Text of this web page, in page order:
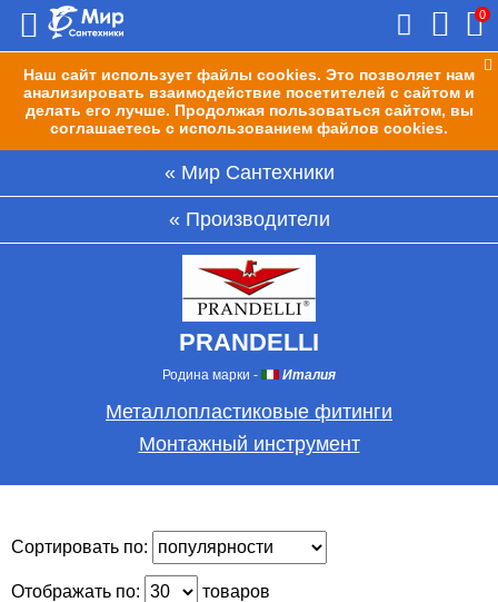
Наш сайт использует файлы cookies. Это позволяет нам
анализировать взаимодействие посетителей с сайтом и
делать его лучше. Продолжая пользоваться сайтом, вы
соглашаетесь с использованием файлов cookies.
0
Мир Сантехники
Производители
PRANDELLI
Родина марки - Италия
Металлопластиковые фитинги
Монтажный инструмент
Сортировать по:
Отображать по:
товаров